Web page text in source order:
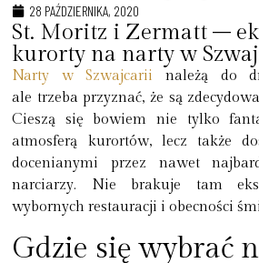
28 PAŹDZIERNIKA, 2020
St. Moritz i Zermatt –
kurorty na narty w
Narty w Szwajcarii należą do
ale trzeba przyznać, że są
Cieszą się bowiem nie tylko
atmosferą kurortów, lecz także
docenianymi przez nawet
narciarzy. Nie brakuje tam
wybornych restauracji i obecności
Gdzie się wybrać